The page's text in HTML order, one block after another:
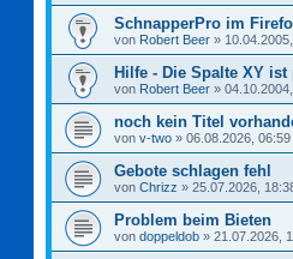
SchnapperPro im
von Robert Beer »
Hilfe - Die Spalte XY
von Robert Beer »
noch kein Titel
von v-two » 06.08.2026, 06:59
Gebote schlagen fehl
von Chrizz » 25.07.2026,
Problem beim Bieten
von doppeldob » 21.07.2026,